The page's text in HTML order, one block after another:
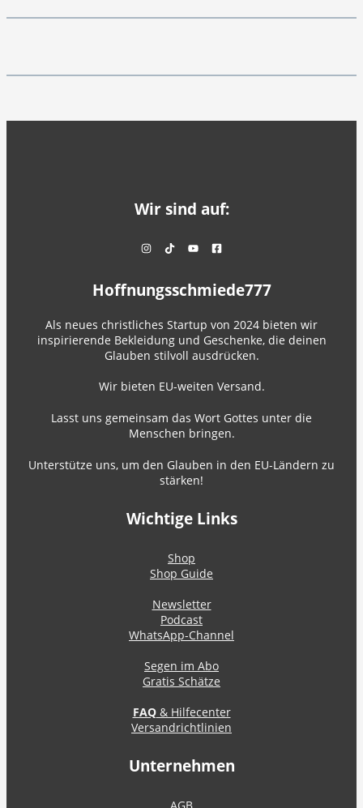
Wir sind auf:
Hoffnungsschmiede777
Als neues christliches Startup von 2024 bieten wir
inspirierende Bekleidung und Geschenke, die deinen
Glauben stilvoll ausdrücken.
Wir bieten EU-weiten Versand.
Lasst uns gemeinsam das Wort Gottes unter die
Menschen bringen.
Unterstütze uns, um den Glauben in den EU-Ländern zu
stärken!
Wichtige Links
Shop
Shop Guide
Newsletter
Podcast
WhatsApp-Channel
Segen im Abo
Gratis Schätze
FAQ& Hilfecenter
Versandrichtlinien
Unternehmen